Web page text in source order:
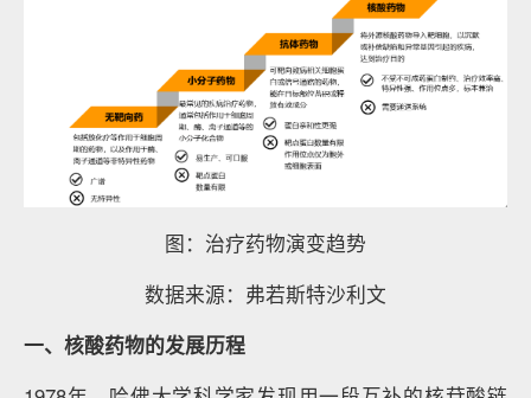
图：治疗药物演变趋势
数据来源：弗若斯特沙利文
一、核酸药物的发展历程